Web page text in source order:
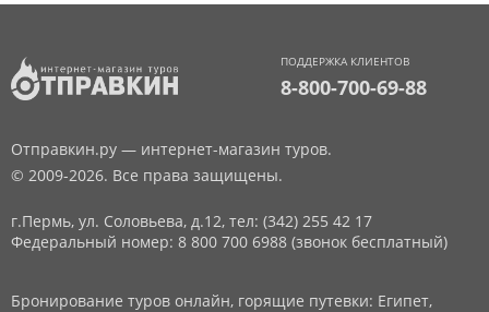
ПОДДЕРЖКА КЛИЕНТОВ
8-800-700-69-88
Отправкин.ру — интернет-магазин туров.
© 2009-2026. Все права защищены.
г.Пермь, ул. Соловьева, д.12, тел: (342) 255 42 17
Федеральный номер: 8 800 700 6988 (звонок бесплатный)
Бронирование туров онлайн, горящие путевки: Египет,